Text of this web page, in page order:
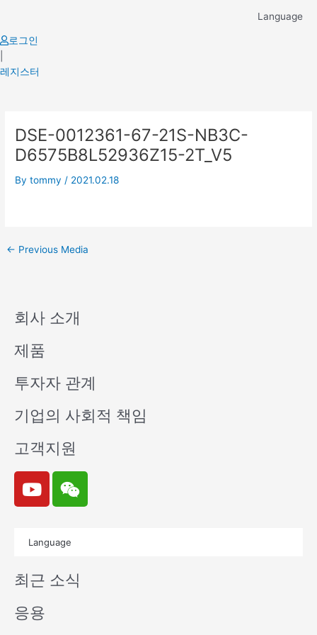
content
Language
로그인
레지스터
DSE-0012361-67-21S-NB3C-
D6575B8L52936Z15-2T_V5
Bytommy / 2021.02.18
navigation
← Previous Media
회사 소개
제품
투자자 관계
기업의 사회적 책임
고객지원
Y
o
u
e
W
e
i
n
Language
최근 소식
응용